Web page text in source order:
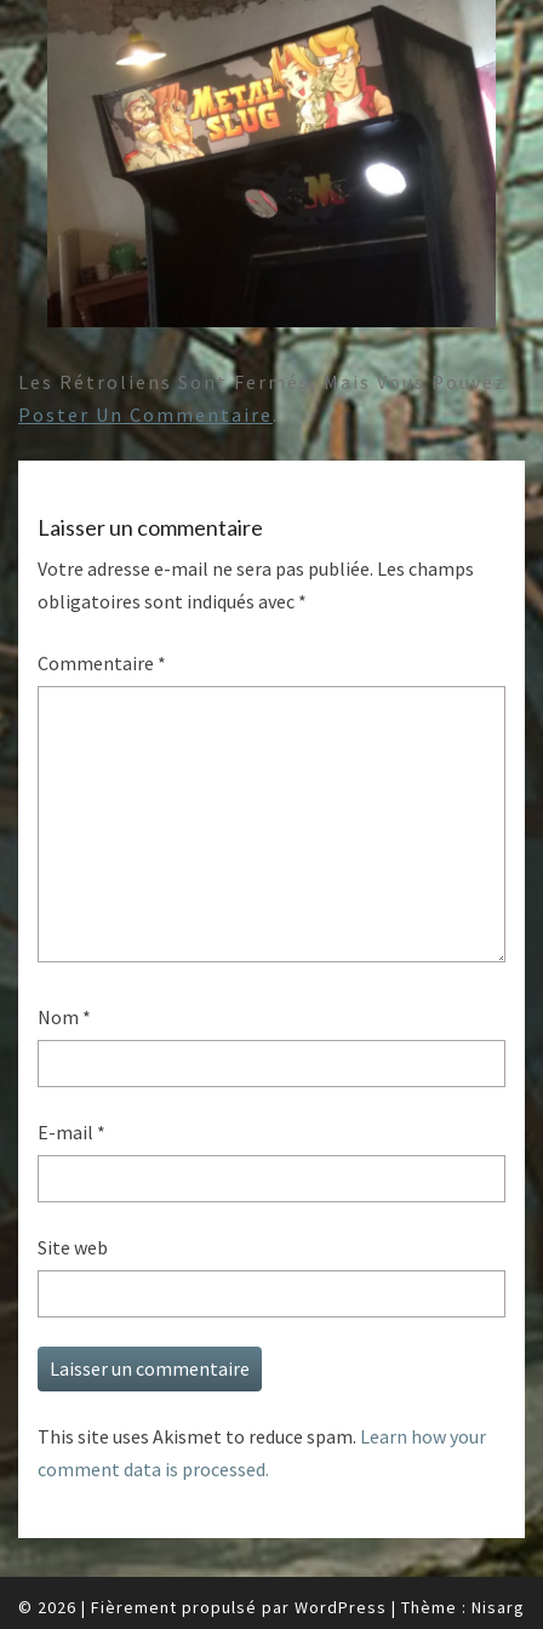
Les Rétroliens Sont Fermés, Mais Vous Pouvez
Poster Un Commentaire .
Laisser un commentaire
Votre adresse e-mail ne sera pas publiée. Les champs
obligatoires sont indiqués avec *
Commentaire *
Nom *
E-mail *
Site web
This site uses Akismet to reduce spam. Learn how your
comment data is processed.
© 2026 | Fièrement propulsé par WordPress | Thème : Nisarg